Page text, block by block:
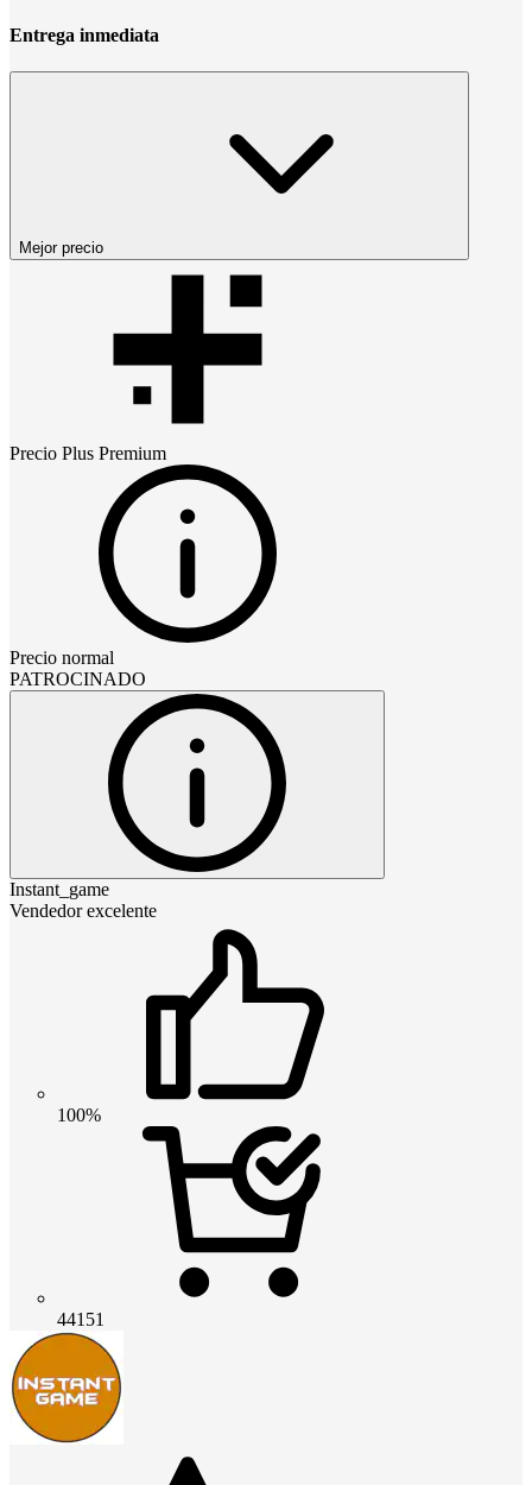
Entrega inmediata
Mejor precio
Precio Plus Premium
Precio normal
PATROCINADO
Instant_game
Vendedor excelente
100%
44151